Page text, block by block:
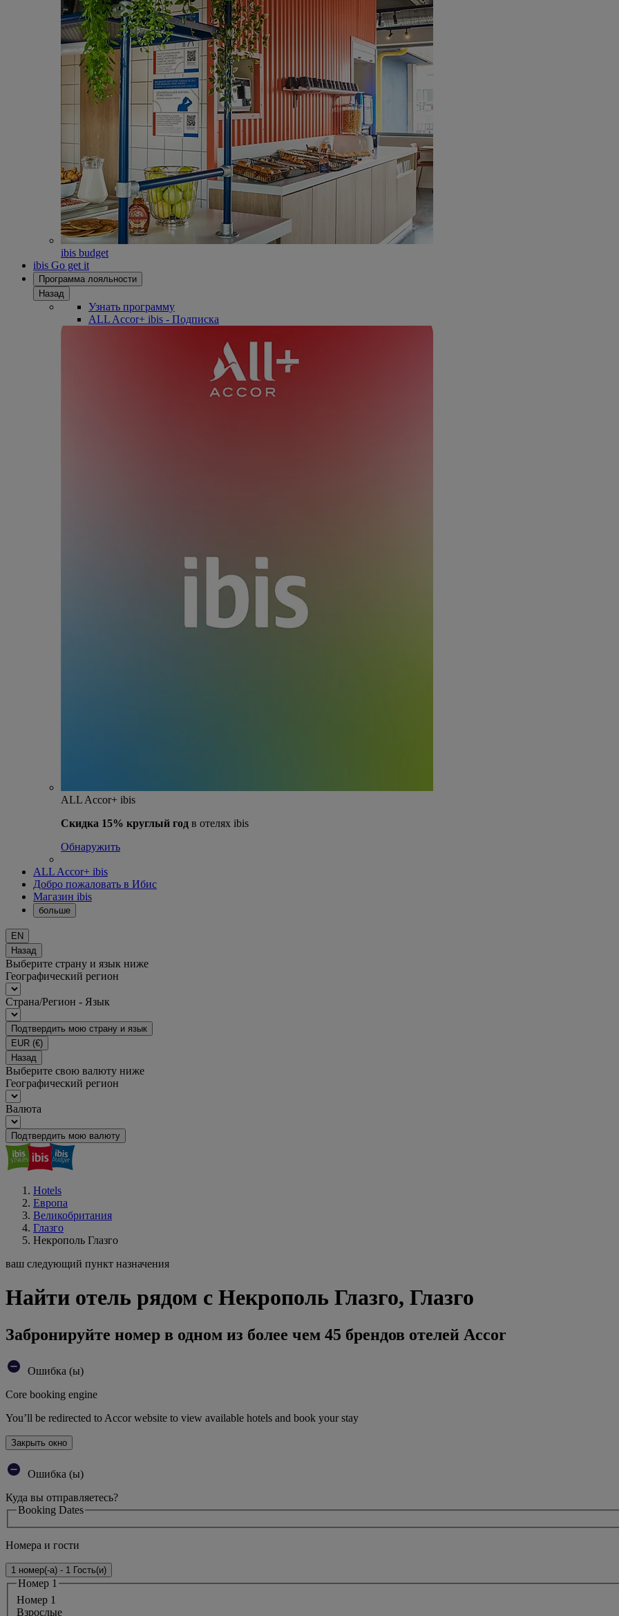
ibis budget
ibis Go get it
Программа лояльности
Назад
Узнать программу
ALL Accor+ ibis - Подписка
ALL Accor+ ibis
Скидка 15% круглый год в отелях ibis
Обнаружить
ALL Accor+ ibis
Добро пожаловать в Ибис
Магазин ibis
больше
EN
Назад
Выберите страну и язык ниже
Географический регион
Страна/Регион - Язык
Подтвердить мою страну и язык
EUR (€)
Назад
Выберите свою валюту ниже
Географический регион
Валюта
Подтвердить мою валюту
Hotels
Европа
Великобритания
Глазго
Некрополь Глазго
ваш следующий пункт назначения
Найти отель рядом с Некрополь Глазго, Глазго
Забронируйте номер в одном из более чем 45 брендов отелей Accor
Ошибка (ы)
Core booking engine
You’ll be redirected to Accor website to view available hotels and book your stay
Закрыть окно
Ошибка (ы)
Куда вы отправляетесь?
Booking Dates
Номера и гости
1 номер(-а) - 1 Гость(и)
Номер 1
Номер 1
Bзрослые